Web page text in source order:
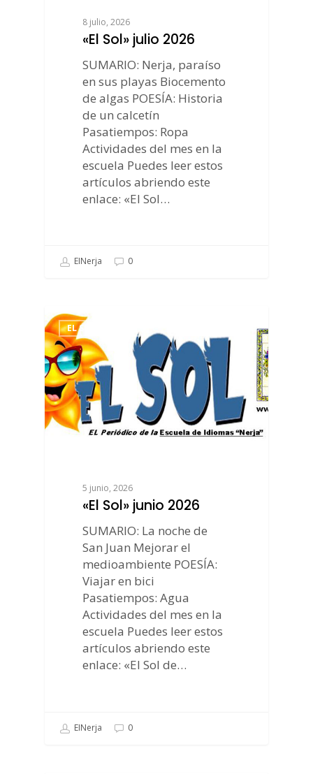
8 julio, 2026
«El Sol» julio 2026
SUMARIO: Nerja, paraíso
en sus playas Biocemento
de algas POESÍA: Historia
de un calcetín
Pasatiempos: Ropa
Actividades del mes en la
escuela Puedes leer estos
artículos abriendo este
enlace: «El Sol…
EINerja 0
EL SOL DE NERJA
5 junio, 2026
«El Sol» junio 2026
SUMARIO: La noche de
San Juan Mejorar el
medioambiente POESÍA:
Viajar en bici
Pasatiempos: Agua
Actividades del mes en la
escuela Puedes leer estos
artículos abriendo este
enlace: «El Sol de…
EINerja 0